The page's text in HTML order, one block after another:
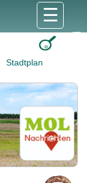
Stadtplan
☰